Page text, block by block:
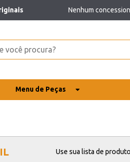
Nenhum
Menu de Peças
Use sua lista de